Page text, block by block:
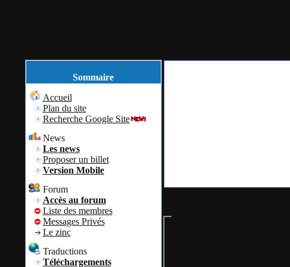
Sommaire
Accueil
Plan du site
Recherche Google Site
News
Les news
Proposer un billet
Version Mobile
Forum
Accès au forum
Liste des membres
Messages Privés
Le zinc
Traductions
Téléchargements